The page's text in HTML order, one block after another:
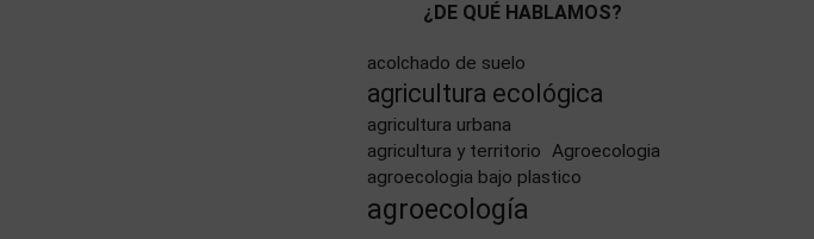
¿DE QUÉ HABLAMOS?
acolchado de suelo
agricultura ecológica
agricultura urbana
agricultura y territorio Agroecologia
agroecologia bajo plastico
agroecología